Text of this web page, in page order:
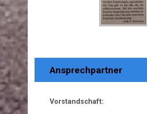
Ansprechpartner
Vorstandschaft: